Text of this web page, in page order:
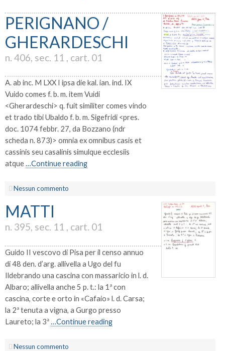
PERIGNANO /
GHERARDESCHI
n. 406, sec. 11 , cart. 01
A. ab inc. M LXX I ipsa die kal. ian. ind. IX
Vuido comes f. b. m. item Vuidi
<Gherardeschi> q. fuit similiter comes vindo
et trado tibi Ubaldo f. b. m. Sigefridi <pres.
doc. 1074 febbr. 27, da Bozzano (ndr
scheda n. 873)> omnia ex omnibus casis et
cassinis seu casalinis simulque ecclesiis
atque…Continue reading
Nessun commento
MATTI
n. 395, sec. 11 , cart. 01
Guido II vescovo di Pisa per il censo annuo
di 48 den. d’arg. allivella a Ugo del fu
Ildebrando una cascina con massaricio in l. d.
Albaro; allivella anche 5 p. t.: la 1ª con
cascina, corte e orto in «Cafaio» l. d. Carsa;
la 2ª tenuta a vigna, a Gurgo presso
Laureto; la 3ª…Continue reading
Nessun commento